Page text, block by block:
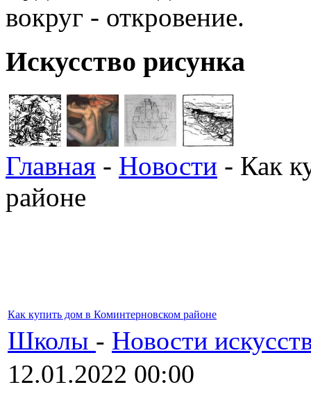
вокруг - откровение.
Искусство рисунка
Главная - Новости - Как
районе
Как купить дом в Коминтерновском районе
Школы - Новости
12.01.2022 00:00